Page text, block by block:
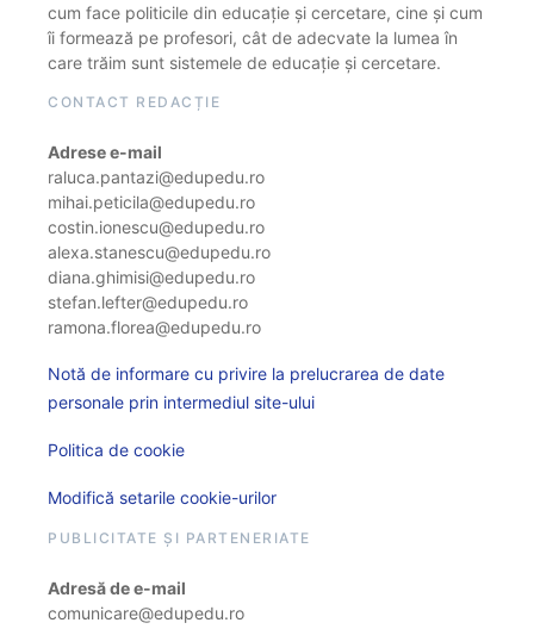
cum face politicile din educație și cercetare, cine și cum
îi formează pe profesori, cât de adecvate la lumea în
care trăim sunt sistemele de educație și cercetare.
CONTACT REDACȚIE
Adrese e-mail
raluca.pantazi@edupedu.ro
mihai.peticila@edupedu.ro
costin.ionescu@edupedu.ro
alexa.stanescu@edupedu.ro
diana.ghimisi@edupedu.ro
stefan.lefter@edupedu.ro
ramona.florea@edupedu.ro
Notă de informare cu privire la prelucrarea de date
personale prin intermediul site-ului
Politica de cookie
Modifică setarile cookie-urilor
PUBLICITATE ȘI PARTENERIATE
Adresă de e-mail
comunicare@edupedu.ro